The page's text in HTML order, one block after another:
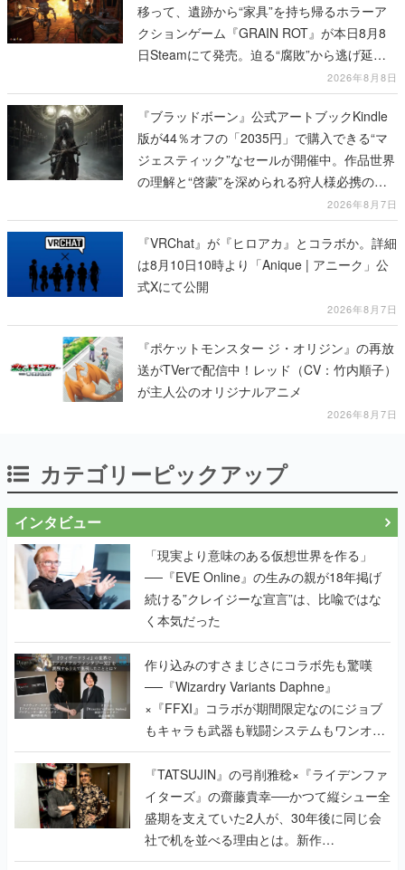
移って、遺跡から“家具”を持ち帰るホラーア
クションゲーム『GRAIN ROT』が本日8月8
日Steamにて発売。迫る“腐敗”から逃げ延
2026年8月8日
『ブラッドボーン』公式アートブックKindle
版が44％オフの「2035円」で購入できる“マ
ジェスティック”なセールが開催中。作品世界
の理解と“啓蒙”を深められる狩人様必携の一
2026年8月7日
『VRChat』が『ヒロアカ』とコラボか。詳細
は8月10日10時より「Anique | アニーク」公
式Xにて公開
2026年8月7日
『ポケットモンスター ジ・オリジン』の再放
送がTVerで配信中！レッド（CV：竹内順子）
が主人公のオリジナルアニメ
2026年8月7日
カテゴリーピックアップ
インタビュー
「現実より意味のある仮想世界を作る」
──『EVE Online』の生みの親が18年掲げ
続ける”クレイジーな宣言”は、比喩ではな
く本気だった
作り込みのすさまじさにコラボ先も驚嘆
──『Wizardry Variants Daphne』
×『FFXI』コラボが期間限定なのにジョブ
もキャラも武器も戦闘システムもワンオフ
で作り込まれた理由を両ディレクターに聞
く
『TATSUJIN』の弓削雅稔×『ライデンファ
イターズ』の齋藤貴幸──かつて縦シュー全
盛期を支えていた2人が、30年後に同じ会
社で机を並べる理由とは。新作
『TATSUJIN EXTREME』で初タッグを組